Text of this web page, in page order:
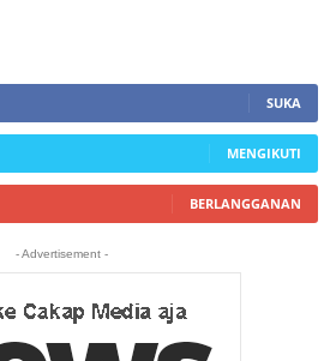
SUKA
MENGIKUTI
BERLANGGANAN
- Advertisement -